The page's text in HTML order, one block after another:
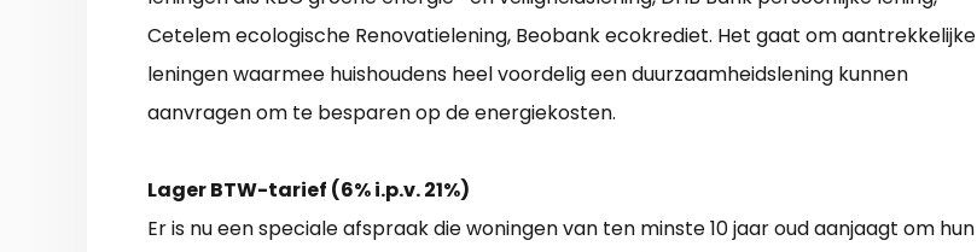
Cetelem ecologische Renovatielening, Beobank ecokrediet. Het gaat om aantrekkelijke
leningen waarmee huishoudens heel voordelig een duurzaamheidslening kunnen
aanvragen om te besparen op de energiekosten.
Lager BTW-tarief (6% i.p.v. 21%)
Er is nu een speciale afspraak die woningen van ten minste 10 jaar oud aanjaagt om hun